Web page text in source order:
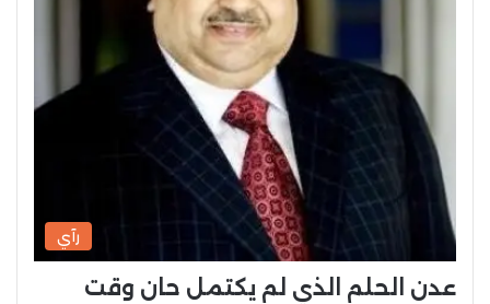
رآي
عدن الحلم الذي لم يكتمل حان وقت